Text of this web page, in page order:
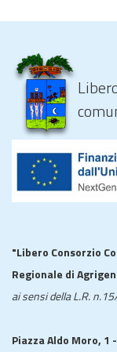
"Libero Consorzio
Regionale di
ai sensi della L.R.
Piazza Aldo Moro, 1